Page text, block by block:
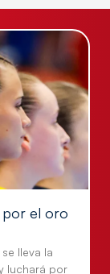
por el oro
lleva la
luchará por